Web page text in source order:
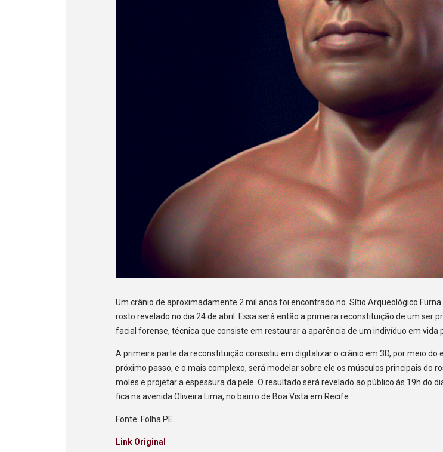
Um crânio de aproximadamente 2 mil anos foi encontrado no Sítio Arqueológico
rosto revelado no dia 24 de abril. Essa será então a primeira reconstituição de um ser
facial forense, técnica que consiste em restaurar a aparência de um indivíduo em vida
A primeira parte da reconstituição consistiu em digitalizar o crânio em 3D, por meio
próximo passo, e o mais complexo, será modelar sobre ele os músculos principais do
moles e projetar a espessura da pele. O resultado será revelado ao público às 19h do
fica na avenida Oliveira Lima, no bairro de Boa Vista em Recife.
Fonte: Folha PE.
Link Original